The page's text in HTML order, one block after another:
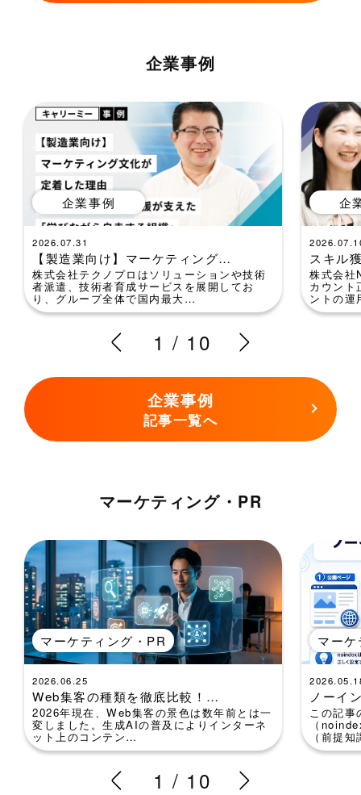
企業事例
企業事例
2026.07.31
【製造業向け】マーケティング…
株式会社テクノプロはソリューションや技術
者派遣、技術者育成サービスを展開してお
り、グループ全体で国内最大…
企
スキル
株式会社
カウント
ントの
1 / 10
企業事例
記事一覧へ
マーケティング・PR
マーケティング・PR
2026.06.25
Web集客の種類を徹底比較！…
2026年現在、Web集客の景色は数年前とは一
変しました。生成AIの普及によりインターネ
ット上のコンテン…
マー
ノーイ
この記
（
（前提
1 / 10